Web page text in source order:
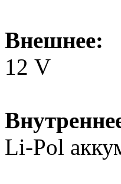
Внешнее:
12 V
Li-Pol